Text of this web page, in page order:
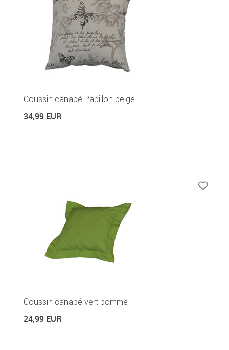
Coussin canapé Papillon beige
34,99 EUR
Coussin canapé vert pomme
24,99 EUR